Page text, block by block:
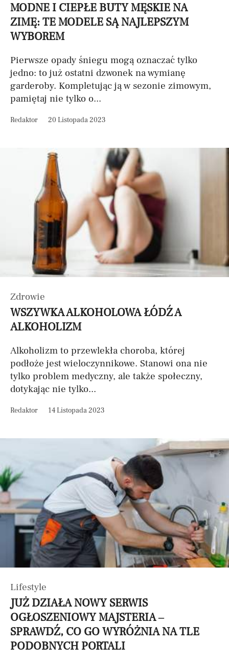
MODNE I CIEPŁE BUTY MĘSKIE NA
ZIMĘ: TE MODELE SĄ NAJLEPSZYM
WYBOREM
Pierwsze opady śniegu mogą oznaczać tylko
jedno: to już ostatni dzwonek na wymianę
garderoby. Kompletując ją w sezonie zimowym,
pamiętaj nie tylko o...
Redaktor 20 Listopada 2023
Zdrowie
WSZYWKA ALKOHOLOWA ŁÓDŹ A
ALKOHOLIZM
Alkoholizm to przewlekła choroba, której
podłoże jest wieloczynnikowe. Stanowi ona nie
tylko problem medyczny, ale także społeczny,
dotykając nie tylko...
Redaktor 14 Listopada 2023
Lifestyle
JUŻ DZIAŁA NOWY SERWIS
OGŁOSZENIOWY MAJSTERIA –
SPRAWDŹ, CO GO WYRÓŻNIA NA TLE
PODOBNYCH PORTALI